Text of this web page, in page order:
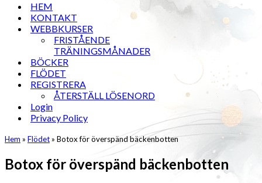
HEM
KONTAKT
WEBBKURSER
FRISTÅENDE
TRÄNINGSMÅNADER
BÖCKER
FLÖDET
REGISTRERA
ÅTERSTÄLL LÖSENORD
Login
Privacy Policy
Hem » Flödet» Botox för överspänd bäckenbotten
Botox för överspänd bäckenbotten